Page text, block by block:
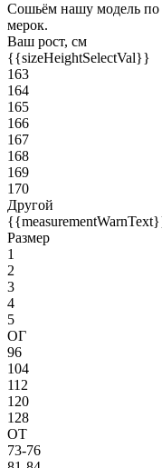
Сошьём нашу модель
мерок.
Ваш рост, см
{{sizeHeightSelectVal}}
163
164
165
166
167
168
169
170
Другой
Размер
1
2
3
4
5
ОГ
96
104
112
120
128
ОТ
73-76